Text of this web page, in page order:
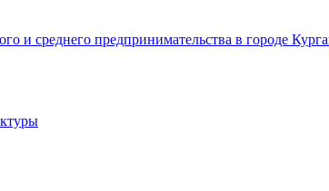
и среднего предпринимательства в городе